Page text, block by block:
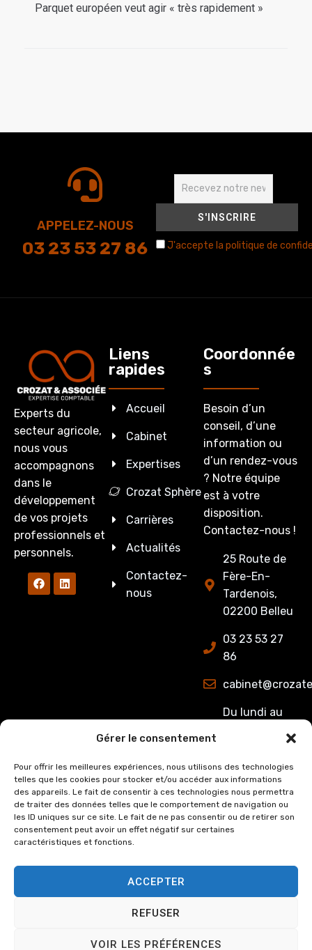
Gérer le consentement
Pour offrir les meilleures expériences, nous utilisons des technologies
telles que les cookies pour stocker et/ou accéder aux informations
des appareils. Le fait de consentir à ces technologies nous permettra
de traiter des données telles que le comportement de navigation ou
les ID uniques sur ce site. Le fait de ne pas consentir ou de retirer son
consentement peut avoir un effet négatif sur certaines
caractéristiques et fonctions.
ACCEPTER
REFUSER
VOIR LES PRÉFÉRENCES
Parquet européen veut agir « très rapidement »
APPELEZ-NOUS
03 23 53 27 86 J'accepte la politique de
Experts du
secteur agricole,
nous vous
accompagnons
dans le
développement
de vos projets
professionnels et
personnels.
Liens
rapides
Accueil
Cabinet
Expertises
Crozat Sphère
Carrières
Actualités
Contactez-
nous
Coordonnée
s
Besoin d’un
conseil, d’une
information ou
d’un rendez-vous
? Notre équipe
est à votre
disposition.
Contactez-nous !
25 Route de
Fère-En-
Tardenois,
02200 Belleu
03 23 53 27
86
Du lundi au
8h00 à 12h15
et de 13h15 à
17h00.
Le Vendredi :
de 8h00 à
12h15 et de